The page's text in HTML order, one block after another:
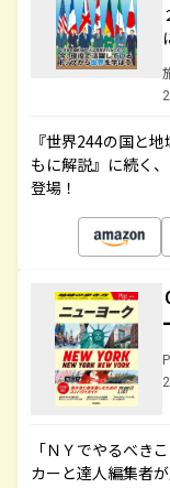
『世界244の国と
もに解説』に続く
登場！
「ＮＹでやるべき
カーと達人編集者